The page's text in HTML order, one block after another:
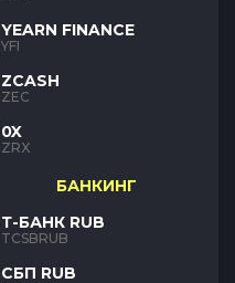
YEARN FINANCE
YFI
ZCASH
ZEC
0X
ZRX
БАНКИНГ
Т-БАНК RUB
TCSBRUB
СБП RUB